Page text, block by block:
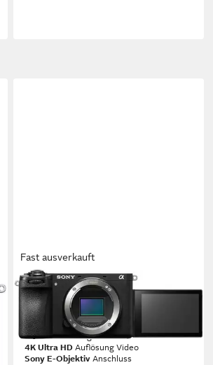
Fast ausverkauft
SONY
Alpha 6700 Spiegellose APS-C
Systemkamera-Body
26 MP Auflösung Foto
4K Ultra HD Auflösung Video
Sony E-Objektiv Anschluss